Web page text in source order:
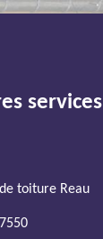
services
toiture Reau